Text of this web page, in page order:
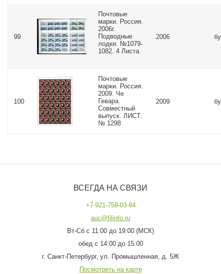
99
Почтовые
марки. Россия.
2006г.
Подводные
лодки. №1079-
1082. 4 Листа.
2006
100
Почтовые
марки. Россия.
2009. Че
Гевара.
Совместный
выпуск. ЛИСТ.
№ 1298
2009
ВСЕГДА НА СВЯЗИ
+7-921-759-03-84
auc@filinfo.ru
Вт-Сб с 11:00 до 19:00 (МСК)
обед с 14:00 до 15:00
г. Санкт-Петербург, ул. Промышленная, д. 5Ж
Посмотреть на карте